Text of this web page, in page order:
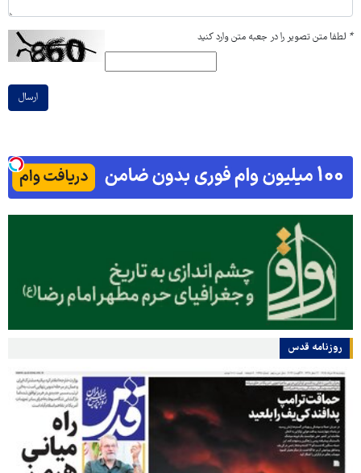
* لطفا متن تصویر را در جعبه متن وارد کنید
ارسال
روزنامه قدس